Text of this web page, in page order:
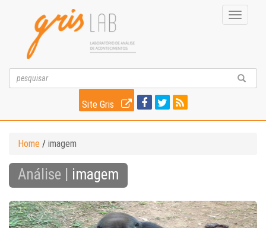
Toggle
Site Gris
Home / imagem
Análise | imagem